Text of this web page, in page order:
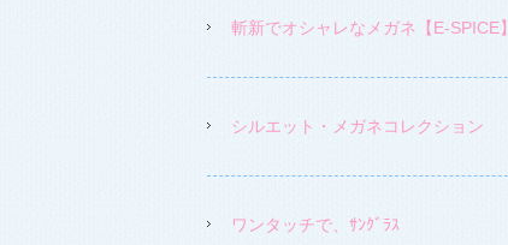
斬新でオシャレなメガネ【E-SPICE】
シルエット・メガネコレクション
ワンタッチで、ｻﾝｸﾞﾗｽ